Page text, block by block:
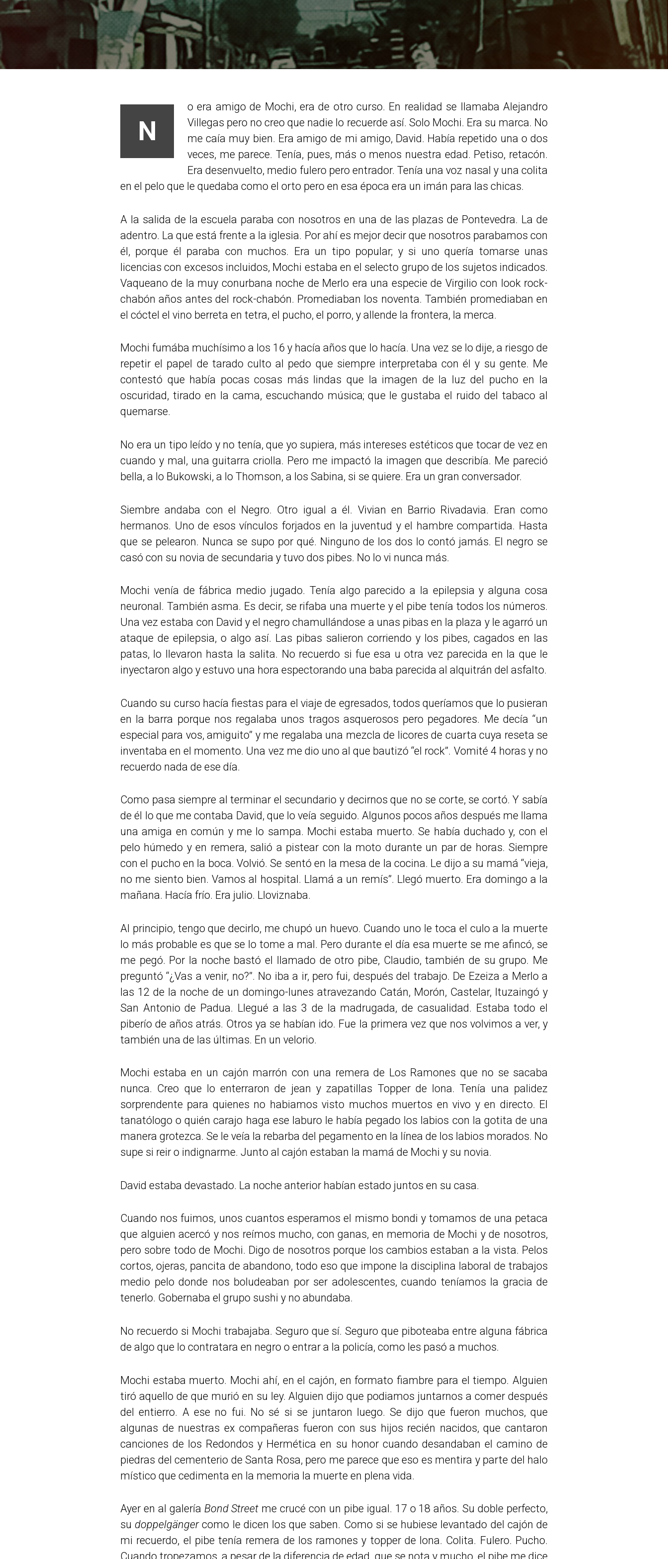
N
o era amigo de Mochi, era de otro curso. En realidad se llamaba Alejandro
Villegas pero no creo que nadie lo recuerde así. Solo Mochi. Era su marca. No
me caía muy bien. Era amigo de mi amigo, David. Había repetido una o dos
veces, me parece. Tenía, pues, más o menos nuestra edad. Petiso, retacón.
Era desenvuelto, medio fulero pero entrador. Tenía una voz nasal y una colita
en el pelo que le quedaba como el orto pero en esa época era un imán para las chicas.
A la salida de la escuela paraba con nosotros en una de las plazas de Pontevedra. La de
adentro. La que está frente a la iglesia. Por ahí es mejor decir que nosotros parabamos con
él, porque él paraba con muchos. Era un tipo popular; y si uno quería tomarse unas
licencias con excesos incluidos, Mochi estaba en el selecto grupo de los sujetos indicados.
Vaqueano de la muy conurbana noche de Merlo era una especie de Virgilio con look rock-
chabón años antes del rock-chabón. Promediaban los noventa. También promediaban en
el cóctel el vino berreta en tetra, el pucho, el porro, y allende la frontera, la merca.
Mochi fumába muchísimo a los 16 y hacía años que lo hacía. Una vez se lo dije, a riesgo de
repetir el papel de tarado culto al pedo que siempre interpretaba con él y su gente. Me
contestó que había pocas cosas más lindas que la imagen de la luz del pucho en la
oscuridad, tirado en la cama, escuchando música; que le gustaba el ruido del tabaco al
quemarse.
No era un tipo leído y no tenía, que yo supiera, más intereses estéticos que tocar de vez en
cuando y mal, una guitarra criolla. Pero me impactó la imagen que describía. Me pareció
bella, a lo Bukowski, a lo Thomson, a los Sabina, si se quiere. Era un gran conversador.
Siembre andaba con el Negro. Otro igual a él. Vivian en Barrio Rivadavia. Eran como
hermanos. Uno de esos vínculos forjados en la juventud y el hambre compartida. Hasta
que se pelearon. Nunca se supo por qué. Ninguno de los dos lo contó jamás. El negro se
casó con su novia de secundaria y tuvo dos pibes. No lo vi nunca más.
Mochi venía de fábrica medio jugado. Tenía algo parecido a la epilepsia y alguna cosa
neuronal. También asma. Es decir, se rifaba una muerte y el pibe tenía todos los números.
Una vez estaba con David y el negro chamullándose a unas pibas en la plaza y le agarró un
ataque de epilepsia, o algo así. Las pibas salieron corriendo y los pibes, cagados en las
patas, lo llevaron hasta la salita. No recuerdo si fue esa u otra vez parecida en la que le
inyectaron algo y estuvo una hora espectorando una baba parecida al alquitrán del asfalto.
Cuando su curso hacía fiestas para el viaje de egresados, todos queríamos que lo pusieran
en la barra porque nos regalaba unos tragos asquerosos pero pegadores. Me decía “un
especial para vos, amiguito” y me regalaba una mezcla de licores de cuarta cuya reseta se
inventaba en el momento. Una vez me dio uno al que bautizó “el rock”. Vomité 4 horas y no
recuerdo nada de ese día.
Como pasa siempre al terminar el secundario y decirnos que no se corte, se cortó. Y sabía
de él lo que me contaba David, que lo veía seguido. Algunos pocos años después me llama
una amiga en común y me lo sampa. Mochi estaba muerto. Se había duchado y, con el
pelo húmedo y en remera, salió a pistear con la moto durante un par de horas. Siempre
con el pucho en la boca. Volvió. Se sentó en la mesa de la cocina. Le dijo a su mamá “vieja,
no me siento bien. Vamos al hospital. Llamá a un remís”. Llegó muerto. Era domingo a la
mañana. Hacía frío. Era julio. Lloviznaba.
Al principio, tengo que decirlo, me chupó un huevo. Cuando uno le toca el culo a la muerte
lo más probable es que se lo tome a mal. Pero durante el día esa muerte se me afincó, se
me pegó. Por la noche bastó el llamado de otro pibe, Claudio, también de su grupo. Me
preguntó “¿Vas a venir, no?”. No iba a ir, pero fui, después del trabajo. De Ezeiza a Merlo a
las 12 de la noche de un domingo-lunes atravezando Catán, Morón, Castelar, Ituzaingó y
San Antonio de Padua. Llegué a las 3 de la madrugada, de casualidad. Estaba todo el
piberío de años atrás. Otros ya se habían ido. Fue la primera vez que nos volvimos a ver, y
también una de las últimas. En un velorio.
Mochi estaba en un cajón marrón con una remera de Los Ramones que no se sacaba
nunca. Creo que lo enterraron de jean y zapatillas Topper de lona. Tenía una palidez
sorprendente para quienes no habiamos visto muchos muertos en vivo y en directo. El
tanatólogo o quién carajo haga ese laburo le había pegado los labios con la gotita de una
manera grotezca. Se le veía la rebarba del pegamento en la línea de los labios morados. No
supe si reir o indignarme. Junto al cajón estaban la mamá de Mochi y su novia.
David estaba devastado. La noche anterior habían estado juntos en su casa.
Cuando nos fuimos, unos cuantos esperamos el mismo bondi y tomamos de una petaca
que alguien acercó y nos reímos mucho, con ganas, en memoria de Mochi y de nosotros,
pero sobre todo de Mochi. Digo de nosotros porque los cambios estaban a la vista. Pelos
cortos, ojeras, pancita de abandono, todo eso que impone la disciplina laboral de trabajos
medio pelo donde nos boludeaban por ser adolescentes, cuando teníamos la gracia de
tenerlo. Gobernaba el grupo sushi y no abundaba.
No recuerdo si Mochi trabajaba. Seguro que sí. Seguro que piboteaba entre alguna fábrica
de algo que lo contratara en negro o entrar a la policía, como les pasó a muchos.
Mochi estaba muerto. Mochi ahí, en el cajón, en formato fiambre para el tiempo. Alguien
tiró aquello de que murió en su ley. Alguien dijo que podiamos juntarnos a comer después
del entierro. A ese no fui. No sé si se juntaron luego. Se dijo que fueron muchos, que
algunas de nuestras ex compañeras fueron con sus hijos recién nacidos, que cantaron
canciones de los Redondos y Hermética en su honor cuando desandaban el camino de
piedras del cementerio de Santa Rosa, pero me parece que eso es mentira y parte del halo
místico que cedimenta en la memoria la muerte en plena vida.
Ayer en al galería Bond Street me crucé con un pibe igual. 17 o 18 años. Su doble perfecto,
su doppelgängercomo le dicen los que saben. Como si se hubiese levantado del cajón de
mi recuerdo, el pibe tenía remera de los ramones y topper de lona. Colita. Fulero. Pucho.
Cuando tropezamos, a pesar de la diferencia de edad, que se nota y mucho, el pibe me dice